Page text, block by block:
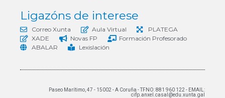
Ligazóns de interese
Correo Xunta Aula Virtual
PLATEGA
XADE
Novas FP
Formación Profesorado
ABALAR
Lexislación
Paseo Marítimo, 47 - 15002 - A Coruña - TFNO: 881 960 122 - EMAIL:
cifp.anxel.casal@edu.xunta.gal